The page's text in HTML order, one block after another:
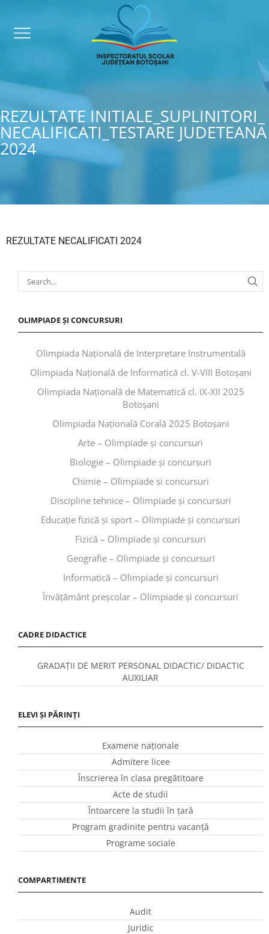
REZULTATE INITIALE_SUPLINITORI_
NECALIFICATI_TESTARE JUDETEANA
2024
REZULTATE NECALIFICATI 2024
OLIMPIADE ȘI CONCURSURI
Olimpiada Națională de Interpretare Instrumentală
Olimpiada Națională de Informatică cl. V-VIII Botoșani
Olimpiada Națională de Matematică cl. IX-XII 2025
Botoșani
Olimpiada Națională Corală 2025 Botoșani
Arte – Olimpiade și concursuri
Biologie – Olimpiade și concursuri
Chimie – Olimpiade și concursuri
Discipline tehnice – Olimpiade și concursuri
Educaţie fizică şi sport – Olimpiade și concursuri
Fizică – Olimpiade și concursuri
Geografie – Olimpiade și concursuri
Informatică – Olimpiade și concursuri
Învăţământ preşcolar – Olimpiade și concursuri
CADRE DIDACTICE
GRADAȚII DE MERIT PERSONAL DIDACTIC/ DIDACTIC
AUXILIAR
ELEVI ȘI PĂRINȚI
Examene naționale
Admitere licee
Înscrierea în clasa pregătitoare
Acte de studii
Întoarcere la studii în ţară
Program gradinite pentru vacanţă
Programe sociale
COMPARTIMENTE
Audit
Juridic